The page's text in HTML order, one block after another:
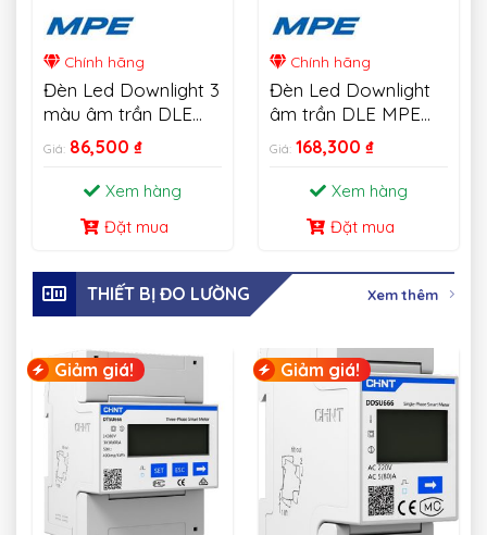
Chính hãng
Đèn Led Downlight 3
màu âm trần DLE
MPE 6W-18W
Giá: 86,500 ₫
Xem hàng
Đặt mua
Chính hãng
Đèn Led Downlight
âm trần DLE MPE
18W
Giá: 168,300 ₫
Xem hàng
Đặt mua
THIẾT BỊ ĐO LƯỜNG Xem thêm
Giảm giá! Giảm giá!